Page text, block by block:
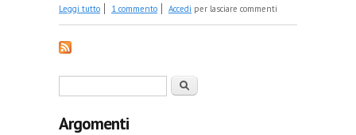
Leggi tutto su I libri che metterei sotto l'albero di Natale (che
1 commento Accedi per lasciare commenti
Cerca
Argomenti